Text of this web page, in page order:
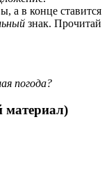
а в конце ставится
знак. Прочитай
погода?